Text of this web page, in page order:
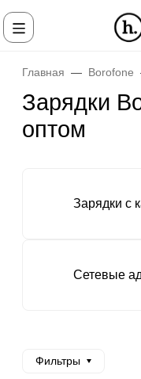
Главная Borofone
Зарядки
оптом
Зарядки с
Сетевые
Фильтры